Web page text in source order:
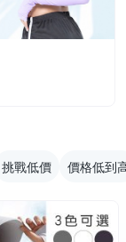
挑戰低價 價格低到